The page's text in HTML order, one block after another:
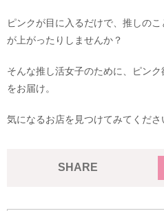
ピンクが目に入るだけで、推しの
が上がったりしませんか？
そんな推し活女子のために、ピン
をお届け。
気になるお店を見つけてみてくださ
SHARE